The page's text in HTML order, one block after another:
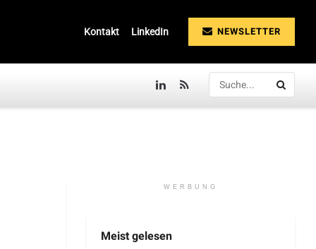
Kontakt LinkedIn NEWSLETTER
WERBUNG
Meist gelesen